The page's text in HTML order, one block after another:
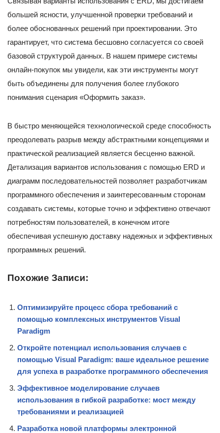
большей ясности, улучшенной проверки требований и
более обоснованных решений при проектировании. Это
гарантирует, что система бесшовно согласуется со своей
базовой структурой данных. В нашем примере системы
онлайн-покупок мы увидели, как эти инструменты могут
быть объединены для получения более глубокого
понимания сценария «Оформить заказ».
В быстро меняющейся технологической среде способность
преодолевать разрыв между абстрактными концепциями и
практической реализацией является бесценно важной.
Детализация вариантов использования с помощью ERD и
диаграмм последовательностей позволяет разработчикам
программного обеспечения и заинтересованным сторонам
создавать системы, которые точно и эффективно отвечают
потребностям пользователей, в конечном итоге
обеспечивая успешную доставку надежных и эффективных
программных решений.
Похожие Записи:
Оптимизируйте процесс сбора требований с
помощью комплексных инструментов Visual
Paradigm
Откройте потенциал использования случаев с
помощью Visual Paradigm: ваше идеальное решение
для успеха в разработке программного обеспечения
Эффективное моделирование случаев
использования в гибкой разработке: мост между
требованиями и реализацией
Разработка новой платформы электронной